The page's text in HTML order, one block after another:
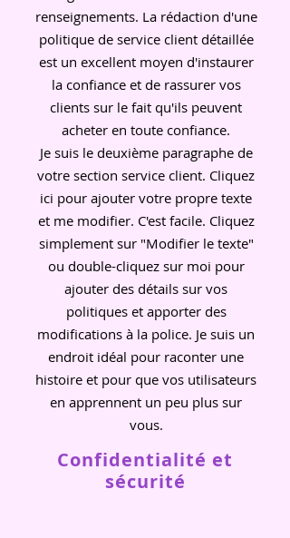
renseignements. La rédaction d'une
politique de service client détaillée
est un excellent moyen d'instaurer
la confiance et de rassurer vos
clients sur le fait qu'ils peuvent
acheter en toute confiance.
Je suis le deuxième paragraphe de
votre section service client. Cliquez
ici pour ajouter votre propre texte
et me modifier. C'est facile. Cliquez
simplement sur "Modifier le texte"
ou double-cliquez sur moi pour
ajouter des détails sur vos
politiques et apporter des
modifications à la police. Je suis un
endroit idéal pour raconter une
histoire et pour que vos utilisateurs
en apprennent un peu plus sur
vous.
Confidentialité et
sécurité